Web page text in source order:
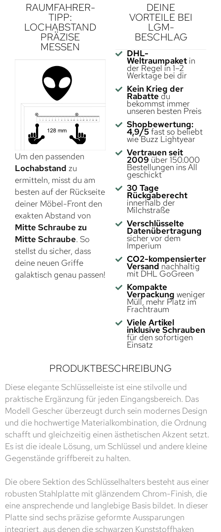
RAUMFAHRER-
TIPP:
LOCHABSTAND
PRÄZISE
MESSEN
Um den passenden
Lochabstand zu
ermitteln, misst du am
besten auf der Rückseite
deiner Möbel-Front den
exakten Abstand von
Mitte Schraube zu
Mitte Schraube. So
stellst du sicher, dass
deine neuen Griffe
galaktisch genau passen!
DEINE
VORTEILE BEI
LGM-
BESCHLAG
DHL-
Weltraumpaketin
der Regel in 1–2
Werktage bei dir
Kein Krieg der
Rabatte du
bekommst immer
unseren besten Preis
Shopbewertung:
4,9/5fast so beliebt
wie Buzz Lightyear
Vertrauen seit
2009 über 150.000
Bestellungen ins All
geschickt
30 Tage
Rückgaberecht
innerhalb der
Milchstraße
Verschlüsselte
Datenübertragung
sicher vor dem
Imperium
CO2-kompensierter
Versand nachhaltig
mit DHL GoGreen
Kompakte
Verpackung weniger
Müll, mehr Platz im
Frachtraum
Viele Artikel
inklusive Schrauben
für den sofortigen
Einsatz
PRODUKTBESCHREIBUNG
Diese elegante Schlüsselleiste ist eine stilvolle und
praktische Ergänzung für jeden Eingangsbereich. Das
Modell Gescher überzeugt durch sein modernes Design
und die hochwertige Materialkombination, die Ordnung
schafft und gleichzeitig einen ästhetischen Akzent setzt.
Es ist die ideale Lösung, um Schlüssel und andere kleine
Gegenstände griffbereit zu halten.
Die obere Sektion des Schlüsselhalters besteht aus einer
robusten Stahlplatte mit glänzendem Chrom-Finish, die
eine ansprechende und langlebige Basis bildet. In dieser
Platte sind sechs präzise geformte Aussparungen
integriert, aus denen die schwarzen Kunststoffhaken